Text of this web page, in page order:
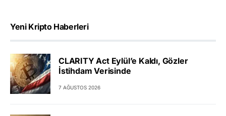
Yeni Kripto Haberleri
CLARITY Act Eylül’e Kaldı, Gözler
İstihdam Verisinde
7 AĞUSTOS 2026